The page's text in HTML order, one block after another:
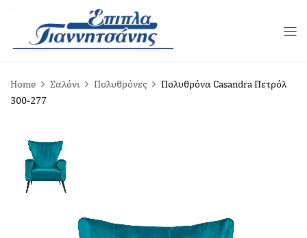
Home Σαλόνι Πολυθρόνες
Πολυθρόνα Casandra Πετρόλ
300-277